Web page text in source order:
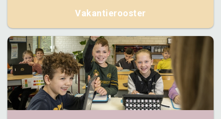
Vakantierooster